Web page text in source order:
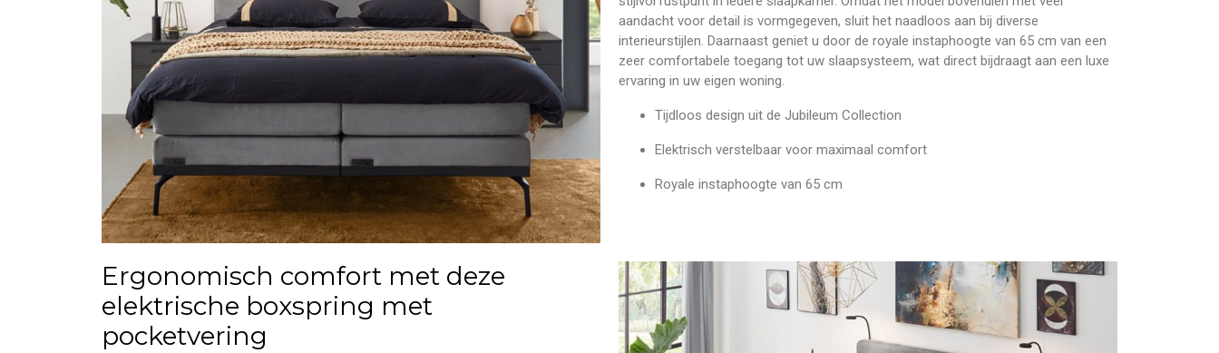
aandacht voor detail is vormgegeven, sluit het naadloos aan bij diverse
interieurstijlen. Daarnaast geniet u door de royale instaphoogte van 65 cm van een
zeer comfortabele toegang tot uw slaapsysteem, wat direct bijdraagt aan een luxe
ervaring in uw eigen woning.
Tijdloos design uit de Jubileum Collection
Elektrisch verstelbaar voor maximaal comfort
Royale instaphoogte van 65 cm
Ergonomisch comfort met deze
elektrische boxspring met
pocketvering